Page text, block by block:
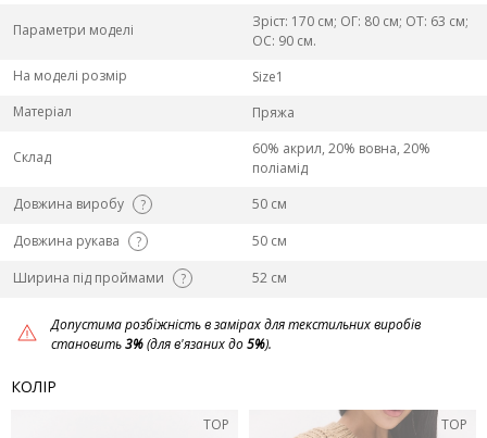
Параметри моделі
Зріст: 170 см; ОГ: 80 см; ОТ: 63 см;
ОС: 90 см.
На моделі розмір
Size1
Матеріал
Пряжа
Склад
60% акрил, 20% вовна, 20%
поліамід
Довжина виробу
?
50 см
Довжина рукава
?
50 см
Ширина під проймами
? 52 см
Допустима розбіжність в замірах для текстильних виробів
становить3%(для в'язаних до5%).
КОЛІР
TOP TOP